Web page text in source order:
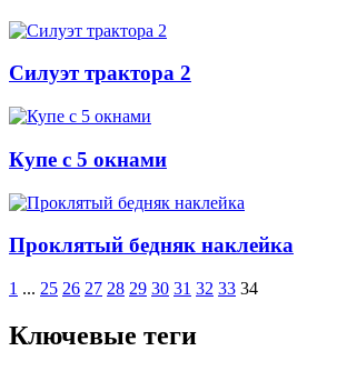
Силуэт трактора 2
Купе с 5 окнами
Проклятый бедняк наклейка
1 ... 25 26 27 28 29 30 31 32 33 34
Ключевые теги